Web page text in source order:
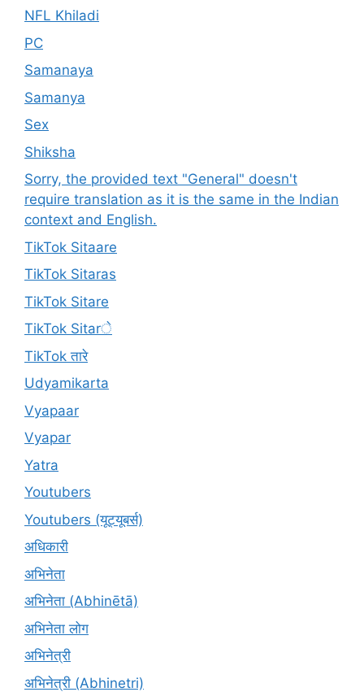
NFL Khiladi
PC
Samanaya
Samanya
Sex
Shiksha
Sorry, the provided text "General" doesn't
require translation as it is the same in the Indian
context and English.
TikTok Sitaare
TikTok Sitaras
TikTok Sitare
TikTok Sitarे
TikTok तारे
Udyamikarta
Vyapaar
Vyapar
Yatra
Youtubers
Youtubers (यूट्यूबर्स)
अधिकारी
अभिनेता
अभिनेता (Abhinētā)
अभिनेता लोग
अभिनेत्री
अभिनेत्री (Abhinetri)